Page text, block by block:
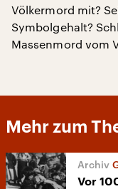
Völkermord mit?
Symbolgehalt?
Massenmord vom
Mehr zum
Vor